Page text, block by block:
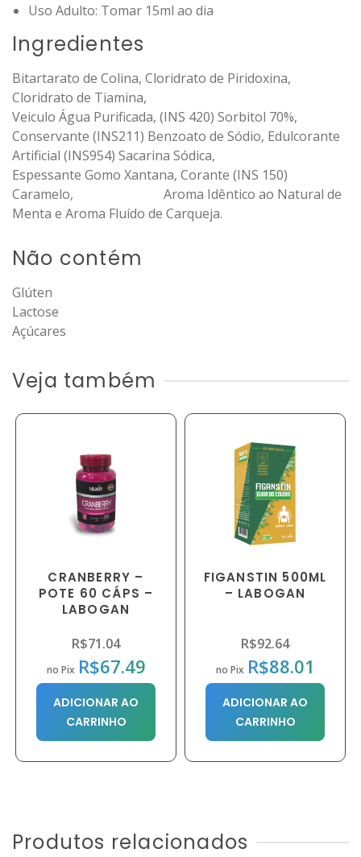
Uso Adulto: Tomar 15ml ao dia
Ingredientes
Bitartarato de Colina, Cloridrato de Piridoxina,
Cloridrato de Tiamina,
Veiculo Água Purificada, (INS 420) Sorbitol 70%,
Conservante (INS211) Benzoato de Sódio, Edulcorante
Artificial (INS954) Sacarina Sódica,
Espessante Gomo Xantana, Corante (INS 150)
Caramelo, Aroma Idêntico ao Natural de
Menta e Aroma Fluído de Carqueja.
Não contém
Glúten
Lactose
Açúcares
Veja também
CRANBERRY –
POTE 60 CÁPS –
LABOGAN
R$71.04
no Pix R$67.49
ADICIONAR AO
CARRINHO
FIGANSTIN 500ML
– LABOGAN
R$92.64
no Pix R$88.01
ADICIONAR AO
CARRINHO
Produtos relacionados